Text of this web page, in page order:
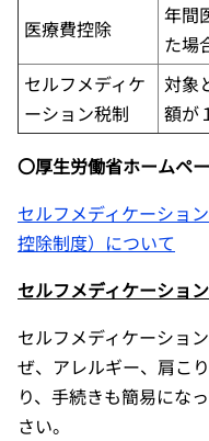
医療費控除
年間
た場
セルフメディケ
ーション税制
対象
額が
〇厚生労働省ホームペ
セルフメディケーショ
控除制度）について
セルフメディケーショ
セルフメディケーショ
ぜ、アレルギー、肩こ
り、手続きも簡易にな
さい。